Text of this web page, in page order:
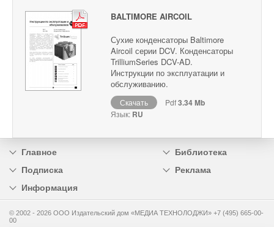
BALTIMORE AIRCOIL
Сухие конденсаторы Baltimore
Aircoil серии DCV. Конденсаторы
TrilliumSeries DCV-AD.
Инструкции по эксплуатации и
обслуживанию.
Скачать Pdf3.34 Mb
Язык: RU
Главное
Библиотека
Подписка
Реклама
Информация
© 2002 - 2026 OOO Издательский дом «МЕДИА ТЕХНОЛОДЖИ» +7 (495) 665-00-
00